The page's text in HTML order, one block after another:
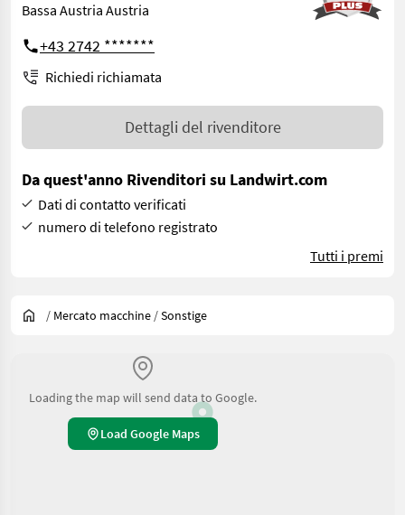
Bassa Austria Austria
+43 2742 *******
Richiedi richiamata
Dettagli del rivenditore
Da quest'anno Rivenditori su Landwirt.com
Dati di contatto verificati
numero di telefono registrato
Tutti i premi
/ Mercato macchine /Sonstige
Loading the map will send data to Google.
Load Google Maps